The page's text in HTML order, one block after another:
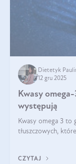
Dietetyk
12 gru 2025
Kwasy
występują
Kwasy omega 3 to
tłuszczowych,
CZYTAJ